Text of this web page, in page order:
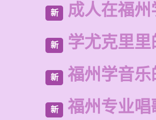
新 成人在福
新 学尤克里
新 福州学音
新 福州专业